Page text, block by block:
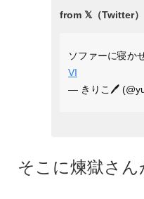
ソファーに寝か
VI
— きりこ🖊
そこに煉獄さん